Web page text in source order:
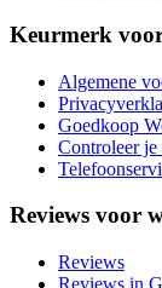
Keurmerk
Algemene
Goedkoop
Controleer
Reviews voor
Reviews
Reviews in